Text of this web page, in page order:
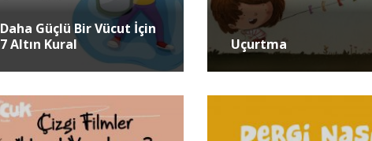
Daha Güçlü Bir Vücut İçin
7 Altın Kural
Uçurtma